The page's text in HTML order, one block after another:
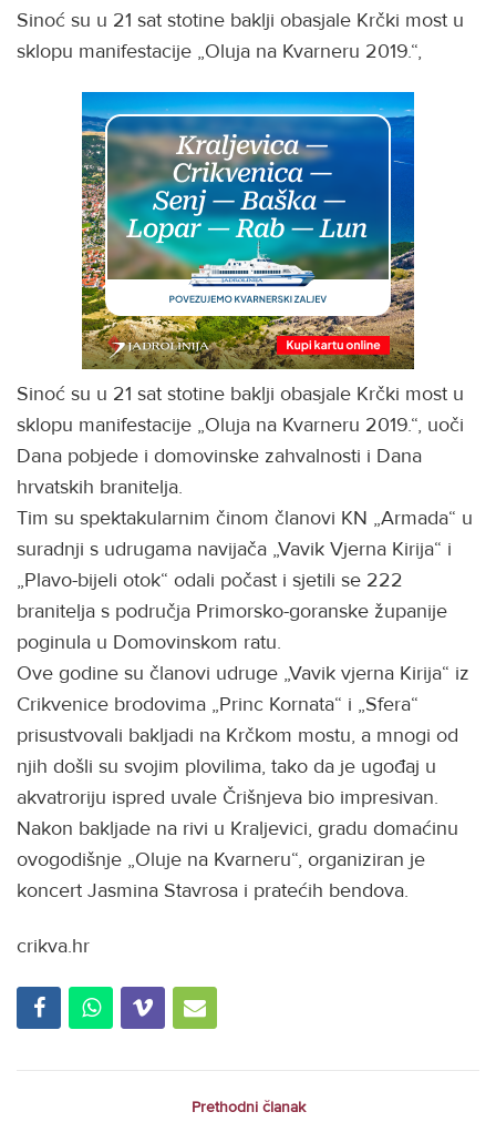
Sinoć su u 21 sat stotine baklji obasjale Krčki most u
sklopu manifestacije „Oluja na Kvarneru 2019.“,
Sinoć su u 21 sat stotine baklji obasjale Krčki most u
sklopu manifestacije „Oluja na Kvarneru 2019.“, uoči
Dana pobjede i domovinske zahvalnosti i Dana
hrvatskih branitelja.
Tim su spektakularnim činom članovi KN „Armada“ u
suradnji s udrugama navijača „Vavik Vjerna Kirija“ i
„Plavo-bijeli otok“ odali počast i sjetili se 222
branitelja s područja Primorsko-goranske županije
poginula u Domovinskom ratu.
Ove godine su članovi udruge „Vavik vjerna Kirija“ iz
Crikvenice brodovima „Princ Kornata“ i „Sfera“
prisustvovali bakljadi na Krčkom mostu, a mnogi od
njih došli su svojim plovilima, tako da je ugođaj u
akvatroriju ispred uvale Črišnjeva bio impresivan.
Nakon bakljade na rivi u Kraljevici, gradu domaćinu
ovogodišnje „Oluje na Kvarneru“, organiziran je
koncert Jasmina Stavrosa i pratećih bendova.
crikva.hr
Prethodni članak